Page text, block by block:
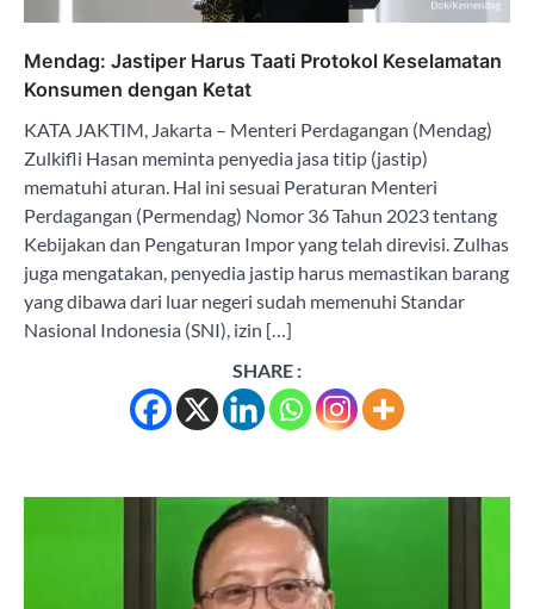
Mendag: Jastiper Harus Taati Protokol Keselamatan
Konsumen dengan Ketat
KATA JAKTIM, Jakarta – Menteri Perdagangan (Mendag)
Zulkifli Hasan meminta penyedia jasa titip (jastip)
mematuhi aturan. Hal ini sesuai Peraturan Menteri
Perdagangan (Permendag) Nomor 36 Tahun 2023 tentang
Kebijakan dan Pengaturan Impor yang telah direvisi. Zulhas
juga mengatakan, penyedia jastip harus memastikan barang
yang dibawa dari luar negeri sudah memenuhi Standar
Nasional Indonesia (SNI), izin […]
SHARE :